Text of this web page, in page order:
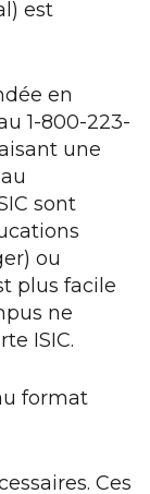
est
en
1-800-223-
une
sont
ou
plus facile
ne
ISIC.
format
Ces